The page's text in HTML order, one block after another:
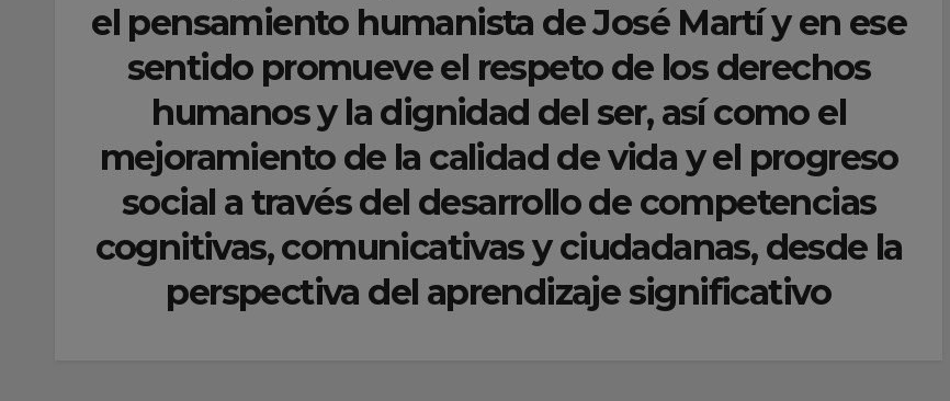
el pensamiento humanista de José Martí y en ese
sentido promueve el respeto de los derechos
humanos y la dignidad del ser, así como el
mejoramiento de la calidad de vida y el progreso
social a través del desarrollo de competencias
cognitivas, comunicativas y ciudadanas, desde la
perspectiva del aprendizaje significativo